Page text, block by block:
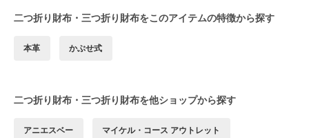
二つ折り財布・三つ折り財布をこのアイテムの特徴から探す
本革 かぶせ式
二つ折り財布・三つ折り財布を他ショップから探す
アニエスベー マイケル・コース アウトレット